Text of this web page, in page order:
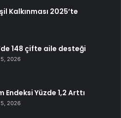
Kalkınması 2025’te
148 çifte aile desteği
2026
Endeksi Yüzde 1,2 Arttı
2026